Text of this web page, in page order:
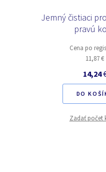
Jemný čistiaci
pravú
Cena po
11,87 €
14,24
DO
Zadať počet